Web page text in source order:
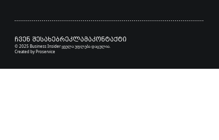
ჩვენ შესახებრეკლამაკონტაქტი
© 2025 Business Insider ყველა უფლება დაცულია.
Created byProservice